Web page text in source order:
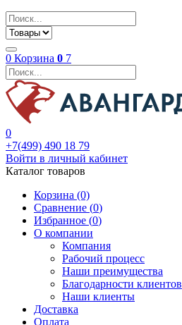
0 Корзина 0 7
0
+7(499) 490 18 79
Войти в личный кабинет
Каталог товаров
Корзина (0)
Сравнение (0)
Избранное (0)
О компании
Компания
Рабочий процесс
Наши преимущества
Благодарности клиентов
Наши клиенты
Доставка
Оплата